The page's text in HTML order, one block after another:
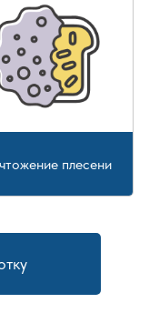
плесени